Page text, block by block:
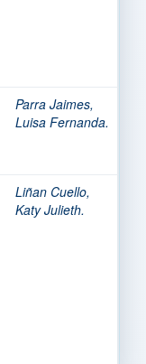
Parra Jaimes,
Luisa Fernanda.
Liñan Cuello,
Katy Julieth.